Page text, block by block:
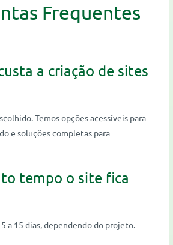
Frequentes
a criação de sites
Temos opções acessíveis para
e soluções completas para
tempo o site fica
a 15 dias, dependendo do projeto.